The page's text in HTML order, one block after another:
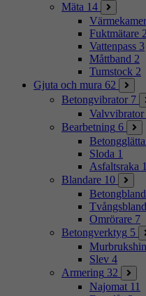
Mäta 14
Fuktmätare 2
Vattenpass 3
Måttband 2
Tumstock 2
Gjuta och mura 62
Betongvibrator 7
Valvvibrator
Bearbetning 6
Sloda 1
Asfaltsraka 1
Blandare 10
Omrörare 7
Betongverktyg 5
Slev 4
Armering 32
Najomat 11